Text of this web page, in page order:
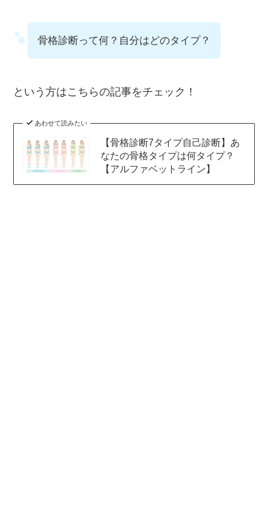
骨格診断って何？自分はどのタイプ？
という方はこちらの記事をチェック！
あわせて読みたい
【骨格診断7タイプ自己診断】あ
なたの骨格タイプは何タイプ？
【アルファベットライン】